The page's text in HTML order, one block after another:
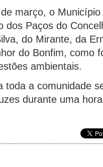
março, o
dos Paços do
do Mirante, da
do Bonfim, como
ambientais.
toda a comunidade
durante uma